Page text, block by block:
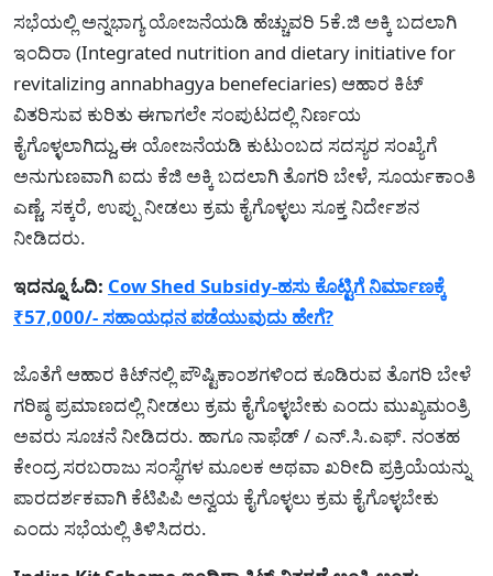
ಸಭೆಯಲ್ಲಿ ಅನ್ನಭಾಗ್ಯ ಯೋಜನೆಯಡಿ ಹೆಚ್ಚುವರಿ 5ಕೆ.ಜಿ ಅಕ್ಕಿ ಬದಲಾಗಿ
ಇಂದಿರಾ (Integrated nutrition and dietary initiative for
revitalizing annabhagya benefeciaries) ಆಹಾರ ಕಿಟ್
ವಿತರಿಸುವ ಕುರಿತು ಈಗಾಗಲೇ ಸಂಪುಟದಲ್ಲಿ ನಿರ್ಣಯ
ಕೈಗೊಳ್ಳಲಾಗಿದ್ದು,ಈ ಯೋಜನೆಯಡಿ ಕುಟುಂಬದ ಸದಸ್ಯರ ಸಂಖ್ಯೆಗೆ
ಅನುಗುಣವಾಗಿ ಐದು ಕೆಜಿ ಅಕ್ಕಿ ಬದಲಾಗಿ ತೊಗರಿ ಬೇಳೆ, ಸೂರ್ಯಕಾಂತಿ
ಎಣ್ಣೆ, ಸಕ್ಕರೆ, ಉಪ್ಪು ನೀಡಲು ಕ್ರಮ ಕೈಗೊಳ್ಳಲು ಸೂಕ್ತ ನಿರ್ದೇಶನ
ನೀಡಿದರು.
ಇದನ್ನೂ ಓದಿ: Cow Shed Subsidy-ಹಸು ಕೊಟ್ಟಿಗೆ ನಿರ್ಮಾಣಕ್ಕೆ
₹57,000/- ಸಹಾಯಧನ ಪಡೆಯುವುದು ಹೇಗೆ?
ಜೊತೆಗೆ ಆಹಾರ ಕಿಟ್‍ನಲ್ಲಿ ಪೌಷ್ಟಿಕಾಂಶಗಳಿಂದ ಕೂಡಿರುವ ತೊಗರಿ ಬೇಳೆ
ಗರಿಷ್ಠ ಪ್ರಮಾಣದಲ್ಲಿ ನೀಡಲು ಕ್ರಮ ಕೈಗೊಳ್ಳಬೇಕು ಎಂದು ಮುಖ್ಯಮಂತ್ರಿ
ಅವರು ಸೂಚನೆ ನೀಡಿದರು. ಹಾಗೂ ನಾಫೆಡ್ / ಎನ್.ಸಿ.ಎಫ್. ನಂತಹ
ಕೇಂದ್ರ ಸರಬರಾಜು ಸಂಸ್ಥೆಗಳ ಮೂಲಕ ಅಥವಾ ಖರೀದಿ ಪ್ರಕ್ರಿಯೆಯನ್ನು
ಪಾರದರ್ಶಕವಾಗಿ ಕೆಟಿಪಿಪಿ ಅನ್ವಯ ಕೈಗೊಳ್ಳಲು ಕ್ರಮ ಕೈಗೊಳ್ಳಬೇಕು
ಎಂದು ಸಭೆಯಲ್ಲಿ ತಿಳಿಸಿದರು.